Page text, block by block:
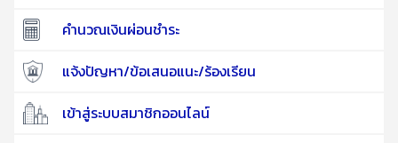
คำนวณเงินผ่อนชำระ
แจ้งปัญหา/ข้อเสนอแนะ/ร้องเรียน
เข้าสู่ระบบสมาชิกออนไลน์